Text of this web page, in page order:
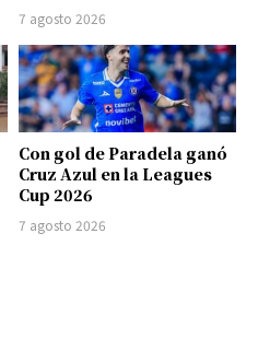
7 agosto 2026
Con gol de Paradela ganó
Cruz Azul en la Leagues
Cup 2026
7 agosto 2026